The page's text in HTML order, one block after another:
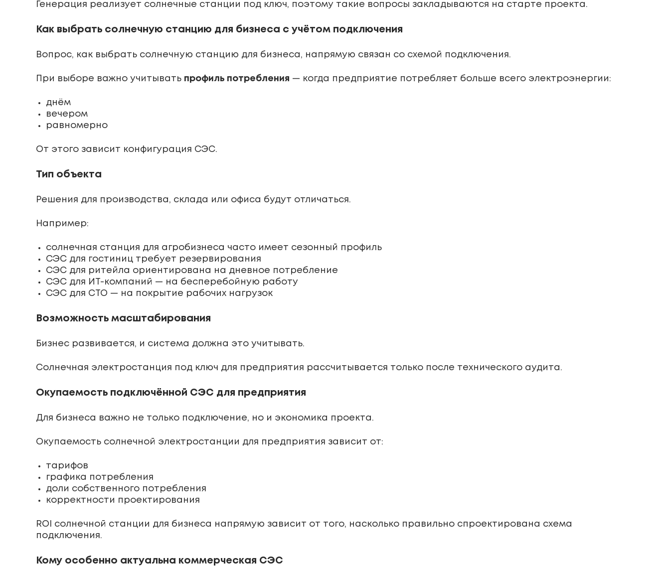
Генерация реализует солнечные станции под ключ, поэтому такие вопросы закладываются на старте проекта.
Как выбрать солнечную станцию для бизнеса с учётом подключения
Вопрос, как выбрать солнечную станцию для бизнеса, напрямую связан со схемой подключения.
При выборе важно учитывать профиль потребления — когда предприятие потребляет больше всего электроэнергии:
днём
вечером
равномерно
От этого зависит конфигурация СЭС.
Тип объекта
Решения для производства, склада или офиса будут отличаться.
Например:
солнечная станция для агробизнеса часто имеет сезонный профиль
СЭС для гостиниц требует резервирования
СЭС для ритейла ориентирована на дневное потребление
СЭС для ИТ-компаний — на бесперебойную работу
СЭС для СТО — на покрытие рабочих нагрузок
Возможность масштабирования
Бизнес развивается, и система должна это учитывать.
Солнечная электростанция под ключ для предприятия рассчитывается только после технического аудита.
Окупаемость подключённой СЭС для предприятия
Для бизнеса важно не только подключение, но и экономика проекта.
Окупаемость солнечной электростанции для предприятия зависит от:
тарифов
графика потребления
доли собственного потребления
корректности проектирования
ROI солнечной станции для бизнеса напрямую зависит от того, насколько правильно спроектирована схема
подключения.
Кому особенно актуальна коммерческая СЭС